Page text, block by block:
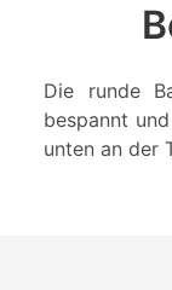
Die runde
bespannt
unten an der